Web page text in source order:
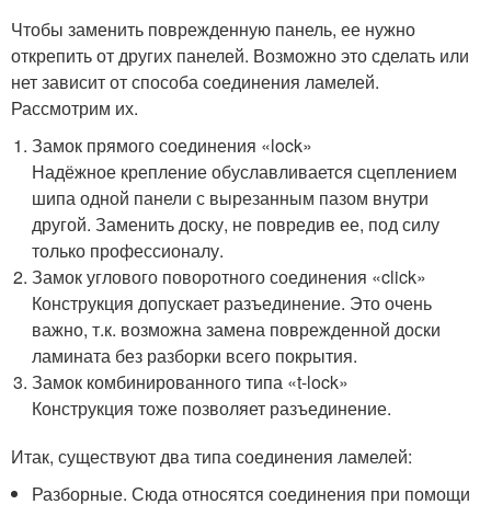
Чтобы заменить поврежденную панель, ее нужно
открепить от других панелей. Возможно это сделать или
нет зависит от способа соединения ламелей.
Рассмотрим их.
Замок прямого соединения «lock»
Надёжное крепление обуславливается сцеплением
шипа одной панели с вырезанным пазом внутри
другой. Заменить доску, не повредив ее, под силу
только профессионалу.
Замок углового поворотного соединения «click»
Конструкция допускает разъединение. Это очень
важно, т.к. возможна замена поврежденной доски
ламината без разборки всего покрытия.
Замок комбинированного типа «t-lock»
Конструкция тоже позволяет разъединение.
Итак, существуют два типа соединения ламелей:
Разборные. Сюда относятся соединения при помощи